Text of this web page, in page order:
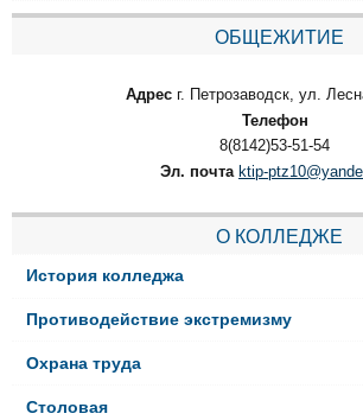
ОБЩЕЖИТИЕ
Адрес г. Петрозаводск, ул.
Телефон
8(8142)53-51-54
Эл. почта ktip-
О КОЛЛЕДЖЕ
История колледжа
Противодействие экстремизму
Охрана труда
Столовая